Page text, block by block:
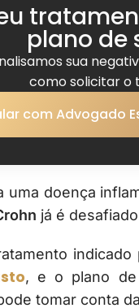
plano de
sua
como solicitar o
com Advogado
uma doença
já é
, e o plano de
tomar conta